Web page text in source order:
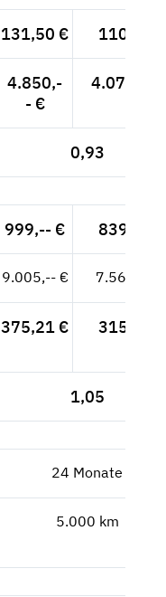
131,50 € 110,50 €
4.850,-
- €
4.075,63
0,93
999,-- € 839,50 €
9.005,-- € 7.567,23
375,21 € 315,30 €
1,05
24 Monate
5.000 km